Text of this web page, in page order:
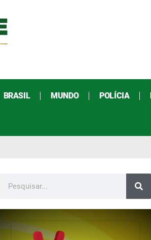
BRASIL MUNDO POLÍCIA